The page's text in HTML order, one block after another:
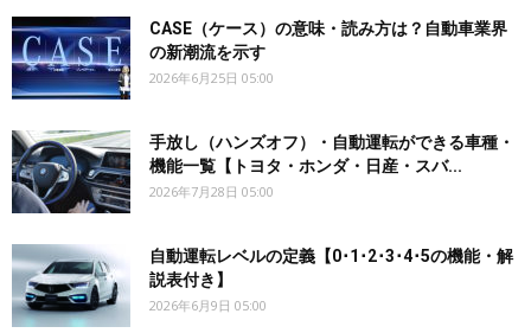
CASE（ケース）の意味・読み方は？自動車業界
の新潮流を示す
2026年6月25日 05:00
手放し（ハンズオフ）・自動運転ができる車種・
機能一覧【トヨタ・ホンダ・日産・スバ...
2026年7月28日 05:00
自動運転レベルの定義【0･1･2･3･4･5の機能・解
説表付き】
2026年6月9日 05:00